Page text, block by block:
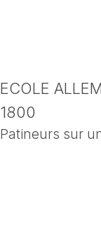
ECOLE
1800
Patineurs sur